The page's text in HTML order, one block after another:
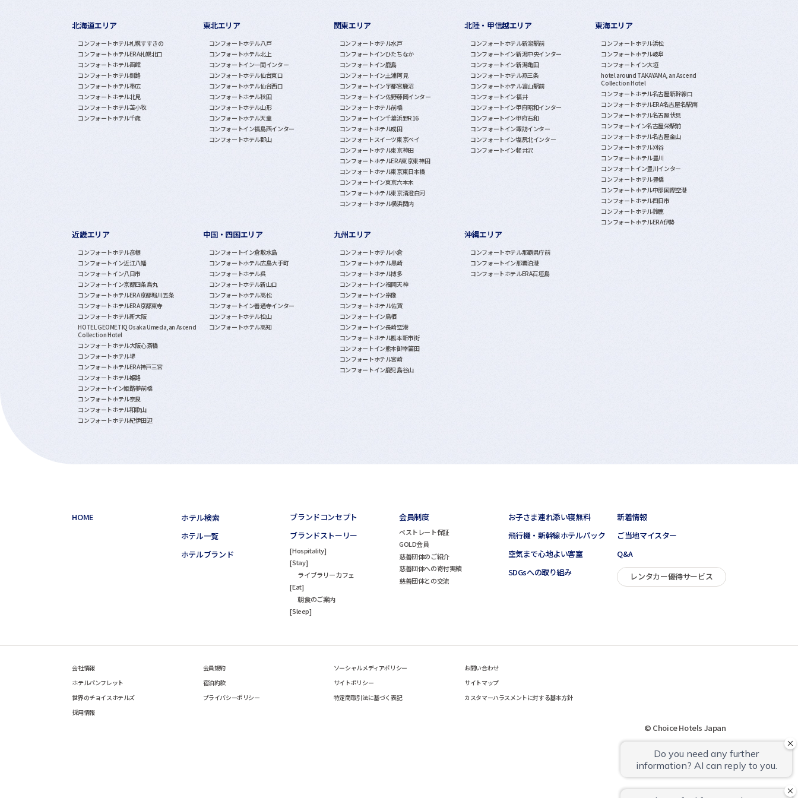
北海道エリア
コンフォートホテル札幌すすきの
コンフォートホテルERA札幌北口
コンフォートホテル函館
コンフォートホテル釧路
コンフォートホテル帯広
コンフォートホテル北見
コンフォートホテル苫小牧
コンフォートホテル千歳
東北エリア
コンフォートホテル八戸
コンフォートホテル北上
コンフォートイン一関インター
コンフォートホテル仙台東口
コンフォートホテル仙台西口
コンフォートホテル秋田
コンフォートホテル山形
コンフォートホテル天童
コンフォートイン福島西インター
コンフォートホテル郡山
関東エリア
コンフォートホテル水戸
コンフォートインひたちなか
コンフォートイン鹿島
コンフォートイン土浦阿見
コンフォートイン宇都宮鹿沼
コンフォートイン佐野藤岡インター
コンフォートホテル前橋
コンフォートイン千葉浜野R16
コンフォートホテル成田
コンフォートスイーツ東京ベイ
コンフォートホテル東京神田
コンフォートホテルERA東京東神田
コンフォートホテル東京東日本橋
コンフォートイン東京六本木
コンフォートホテル東京清澄白河
コンフォートホテル横浜関内
北陸・甲信越エリア
コンフォートホテル新潟駅前
コンフォートイン新潟中央インター
コンフォートイン新潟亀田
コンフォートホテル燕三条
コンフォートホテル富山駅前
コンフォートイン福井
コンフォートイン甲府昭和インター
コンフォートイン甲府石和
コンフォートイン諏訪インター
コンフォートイン塩尻北インター
コンフォートイン軽井沢
東海エリア
コンフォートホテル浜松
コンフォートホテル岐阜
コンフォートイン大垣
hotel around TAKAYAMA, an Ascend
Collection Hotel
コンフォートホテル名古屋新幹線口
コンフォートホテルERA名古屋名駅南
コンフォートホテル名古屋伏見
コンフォートイン名古屋栄駅前
コンフォートホテル名古屋金山
コンフォートホテル刈谷
コンフォートホテル豊川
コンフォートイン豊川インター
コンフォートホテル豊橋
コンフォートホテル中部国際空港
コンフォートホテル四日市
コンフォートホテル鈴鹿
コンフォートホテルERA伊勢
近畿エリア
コンフォートホテル彦根
コンフォートイン近江八幡
コンフォートイン八日市
コンフォートイン京都四条烏丸
コンフォートホテルERA京都堀川五条
コンフォートホテルERA京都東寺
コンフォートホテル新大阪
HOTEL GEOMETIQ Osaka Umeda,an Ascend
Collection Hotel
コンフォートホテル大阪心斎橋
コンフォートホテル堺
コンフォートホテルERA神戸三宮
コンフォートホテル姫路
コンフォートイン姫路夢前橋
コンフォートホテル奈良
コンフォートホテル和歌山
コンフォートホテル紀伊田辺
中国・四国エリア
コンフォートイン倉敷水島
コンフォートホテル広島大手町
コンフォートホテル呉
コンフォートホテル新山口
コンフォートホテル高松
コンフォートイン善通寺インター
コンフォートホテル松山
コンフォートホテル高知
九州エリア
コンフォートホテル小倉
コンフォートホテル黒崎
コンフォートホテル博多
コンフォートイン福岡天神
コンフォートイン宗像
コンフォートホテル佐賀
コンフォートイン鳥栖
コンフォートイン長崎空港
コンフォートホテル熊本新市街
コンフォートイン熊本御幸笛田
コンフォートホテル宮崎
コンフォートイン鹿児島谷山
沖縄エリア
コンフォートホテル那覇県庁前
コンフォートイン那覇泊港
コンフォートホテルERA石垣島
HOME
ホテル検索
ホテル一覧
ホテルブランド
ブランドコンセプト
ブランドストーリー
Hospitality
Stay
ライブラリーカフェ
Eat
朝食のご案内
Sleep
会員制度
ベストレート保証
GOLD会員
慈善団体のご紹介
慈善団体への寄付実績
慈善団体との交流
お子さま連れ添い寝無料
飛行機・新幹線ホテルパック
空気まで心地よい客室
SDGsへの取り組み
新着情報
ご当地マイスター
Q&A
レンタカー優待サービス
会社情報 会員規約 ソーシャルメディアポリシー
お問い合わせ
ホテルパンフレット
宿泊約款 サイトポリシー
サイトマップ
世界のチョイスホテルズ
プライバシーポリシー 特定商取引法に基づく表記
カスタマーハラスメントに対する基本方針
採用情報
© Choice Hotels Japan